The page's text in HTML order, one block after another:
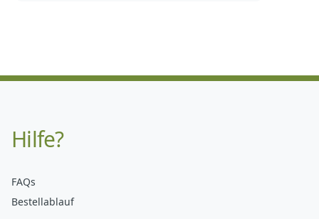
Hilfe?
FAQs
Bestellablauf